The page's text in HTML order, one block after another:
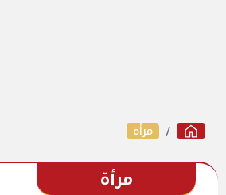
مرأة
مرأة